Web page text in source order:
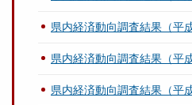
県内経済動向調査結果（平
県内経済動向調査結果（平
県内経済動向調査結果（平